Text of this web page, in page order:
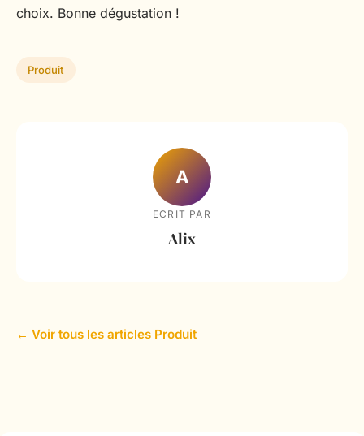
choix. Bonne dégustation !
Produit
A
ECRIT PAR
Alix
← Voir tous les articles Produit